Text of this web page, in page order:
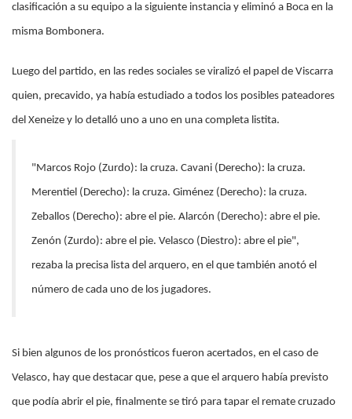
clasificación a su equipo a la siguiente instancia y eliminó a Boca en la
misma Bombonera.
Luego del partido, en las redes sociales se viralizó el papel de Viscarra
quien, precavido, ya había estudiado a todos los posibles pateadores
del Xeneize y lo detalló uno a uno en una completa listita.
"Marcos Rojo (Zurdo): la cruza. Cavani (Derecho): la cruza.
Merentiel (Derecho): la cruza. Giménez (Derecho): la cruza.
Zeballos (Derecho): abre el pie. Alarcón (Derecho): abre el pie.
Zenón (Zurdo): abre el pie. Velasco (Diestro): abre el pie",
rezaba la precisa lista del arquero, en el que también anotó el
número de cada uno de los jugadores.
Si bien algunos de los pronósticos fueron acertados, en el caso de
Velasco, hay que destacar que, pese a que el arquero había previsto
que podía abrir el pie, finalmente se tiró para tapar el remate cruzado